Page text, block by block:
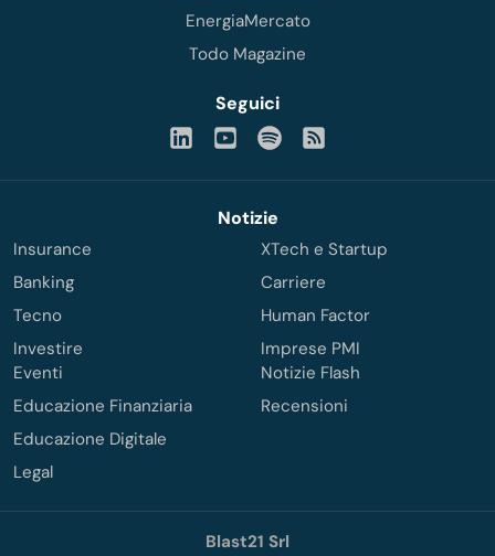
EnergiaMercato
Todo Magazine
Seguici
Notizie
Insurance
Banking
Tecno
Investire
XTech e Startup
Carriere
Human Factor
Imprese PMI
Eventi
Educazione Finanziaria
Educazione Digitale
Legal
Notizie Flash
Recensioni
Blast21 Srl